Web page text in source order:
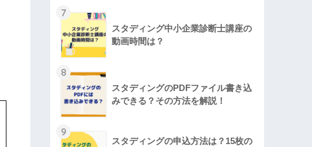
7
スタディング中小企業診断士講座の
動画時間は？
8
スタディングのPDFファイル書き込
みできる？その方法を解説！
9
スタディングの申込方法は？15枚の